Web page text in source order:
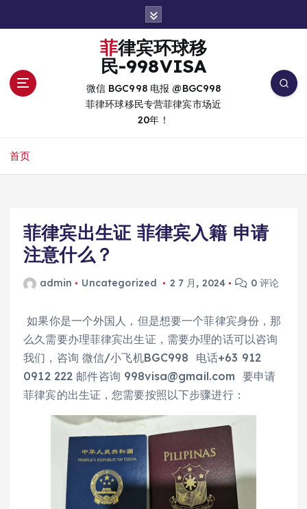
菲律宾环球移
民-998VISA
微信 BGC998 电报 @BGC998
菲律环球移民专营菲律宾市场近
20年！
首页
菲律宾出生证 菲律宾入籍 申请
注意什么？
admin Uncategorized 2 7 月, 2024 0 评论
如果你是一个外国人，但是想要一个菲律宾身份，那
么久需要办理菲律宾出生证，需要办理的话可以咨询
我们，咨询 微信/小飞机BGC998 电话+63 912
0912 222 邮件咨询 998visa@gmail.com 要申请
菲律宾的出生证，您需要按照以下步骤进行：